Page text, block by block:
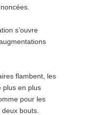
s’ouvre
flambent, les
plus en plus
pour les
bouts.